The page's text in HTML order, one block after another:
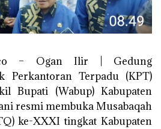
– Ogan Ilir | Gedung
Perkantoran Terpadu (KPT)
Bupati (Wabup) Kabupaten
resmi membuka Musabaqah
ke-XXXI tingkat Kabupaten